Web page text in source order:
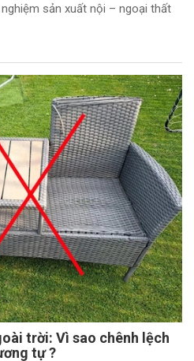
sản xuất nội – ngoại thất
trời: Vì sao chênh lệch
tự ?